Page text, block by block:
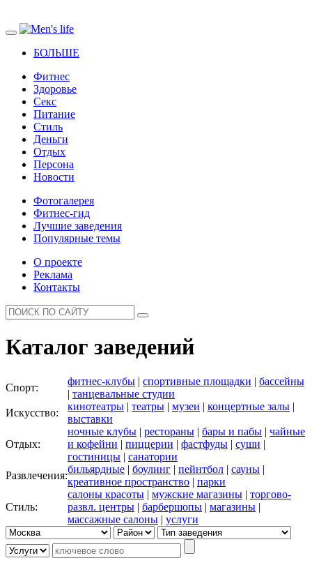
БОЛЬШЕ
Фитнес
Здоровье
Секс
Питание
Стиль
Деньги
Отдых
Персона
Новости
Фотогалерея
Фитнес-гид
Лучшие заведения
Популярные темы
О проекте
Реклама
Контакты
Каталог заведений
Спорт:
фитнес-клубы | спортивные площадки | бассейны
| танцевальные студии
Искусство:
кинотеатры | театры | музеи | концертные залы |
выставки
Отдых:
ночные клубы | рестораны | бары и пабы | чайные
и кофейни | пиццерии | фастфуды | суши |
гостиницы | санатории
Развлечения:
бильярдные | боулинг | пейнтбол | сауны |
креативное пространство | парки
Стиль:
салоны красоты | мужские магазины | торгово-
развл. центры | барбершопы | магазины |
массажные салоны | услуги